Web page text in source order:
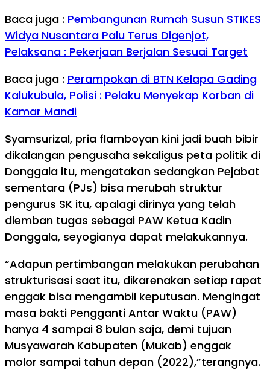
Baca juga : Pembangunan Rumah Susun STIKES
Widya Nusantara Palu Terus Digenjot,
Pelaksana : Pekerjaan Berjalan Sesuai Target
Baca juga : Perampokan di BTN Kelapa Gading
Kalukubula, Polisi : Pelaku Menyekap Korban di
Kamar Mandi
Syamsurizal, pria flamboyan kini jadi buah bibir
dikalangan pengusaha sekaligus peta politik di
Donggala itu, mengatakan sedangkan Pejabat
sementara (PJs) bisa merubah struktur
pengurus SK itu, apalagi dirinya yang telah
diemban tugas sebagai PAW Ketua Kadin
Donggala, seyogianya dapat melakukannya.
“Adapun pertimbangan melakukan perubahan
strukturisasi saat itu, dikarenakan setiap rapat
enggak bisa mengambil keputusan. Mengingat
masa bakti Pengganti Antar Waktu (PAW)
hanya 4 sampai 8 bulan saja, demi tujuan
Musyawarah Kabupaten (Mukab) enggak
molor sampai tahun depan (2022),”terangnya.